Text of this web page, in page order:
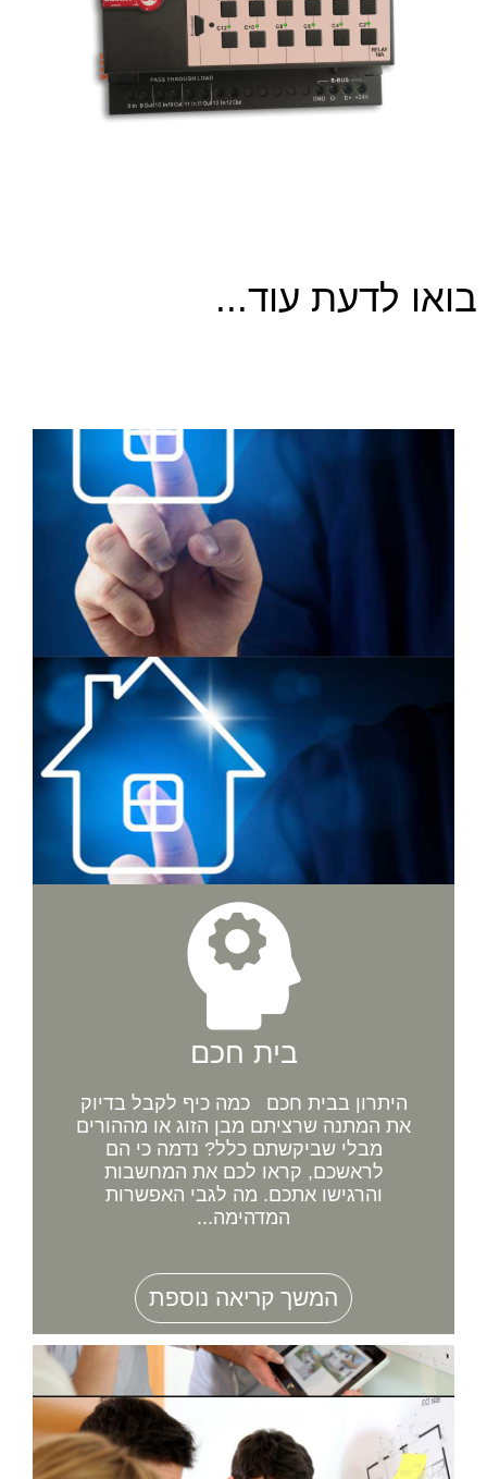
בואו לדעת עוד...
בית חכם
היתרון בבית חכם כמה כיף לקבל בדיוק
את המתנה שרציתם מבן הזוג או מההורים
מבלי שביקשתם כלל? נדמה כי הם
לראשכם, קראו לכם את המחשבות
והרגישו אתכם. מה לגבי האפשרות
המדהימה...
המשך קריאה נוספת